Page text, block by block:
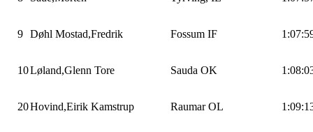
9 Døhl Mostad,Fredrik Fossum IF
10Løland,Glenn Tore Sauda OK
20Hovind,Eirik Kamstrup Raumar OL